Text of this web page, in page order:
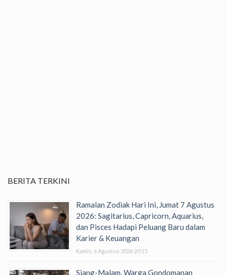
BERITA TERKINI
Ramalan Zodiak Hari Ini, Jumat 7 Agustus
2026: Sagitarius, Capricorn, Aquarius,
dan Pisces Hadapi Peluang Baru dalam
Karier & Keuangan
Kamis, 6 Agustus 2026 20:15
Siang-Malam, Warga Gondomanan